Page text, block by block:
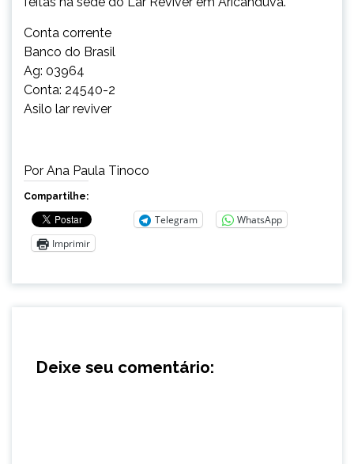
Conta corrente
Banco do Brasil
Ag: 03964
Conta: 24540-2
Asilo lar reviver
Por Ana Paula Tinoco
Compartilhe:
Telegram
WhatsApp
Imprimir
Deixe seu comentário: